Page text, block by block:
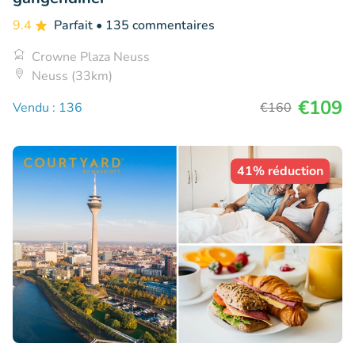
9.4 Parfait • 135 commentaires
Crowne Plaza Neuss
Neuss (33km)
Vendu : 136
€160 €109
41% réduction